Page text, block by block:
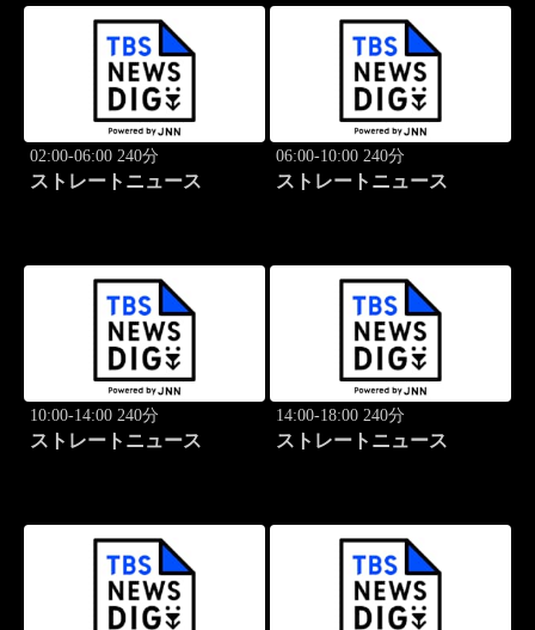
02:00-06:00 240分
ストレートニュース
06:00-10:00 240分
ストレートニュース
10:00-14:00 240分
ストレートニュース
14:00-18:00 240分
ストレートニュース